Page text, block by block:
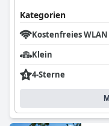
Kategorien
Kostenfreies WLAN
Klein
4-Sterne